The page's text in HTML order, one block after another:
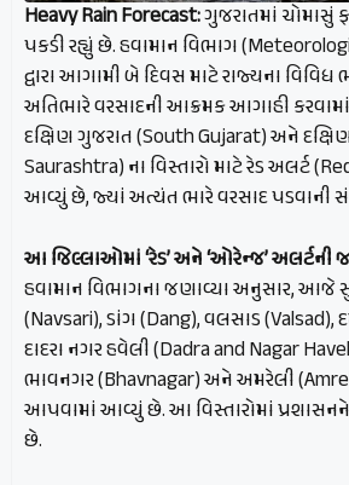
Heavy Rain Forecast:ગુજરાતમાં ચોમાસું
પકડી રહ્યું છે. હવામાન વિભાગ
દ્વારા આગામી બે દિવસ માટે રાજ્યના વિવિધ
અતિભારે વરસાદની આક્રમક આગાહી
દક્ષિણ ગુજરાત (South Gujarat) અને દક્ષિણ
Saurashtra) ના વિસ્તારો માટે રેડ અલર્ટ
આવ્યું છે, જ્યાં અત્યંત ભારે વરસાદ પડવાની
આ જિલ્લાઓમાં ‘રેડ’ અને ‘ઓરેન્જ’ અલર્ટની
હવામાન વિભાગના જણાવ્યા અનુસાર, આજે
(Navsari), ડાંગ (Dang), વલસાડ
દાદરા નગર હવેલી (Dadra and Nagar
ભાવનગર (Bhavnagar) અને અમરેલી
આપવામાં આવ્યું છે. આ વિસ્તારોમાં
છે.